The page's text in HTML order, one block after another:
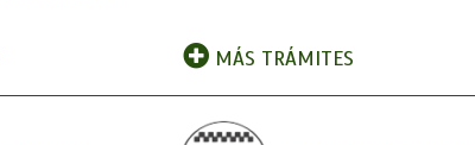
MÁS TRÁMITES